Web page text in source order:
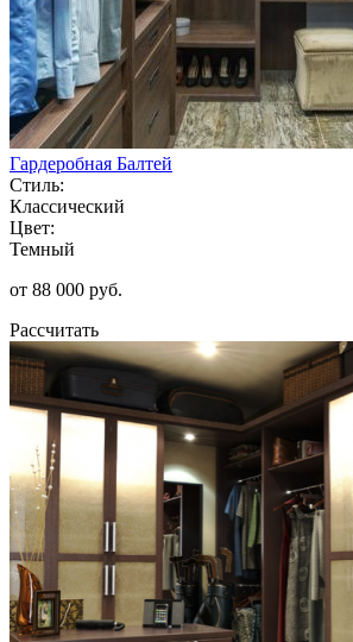
Гардеробная Балтей
Стиль:
Классический
Цвет:
Темный
от 88 000 руб.
Рассчитать